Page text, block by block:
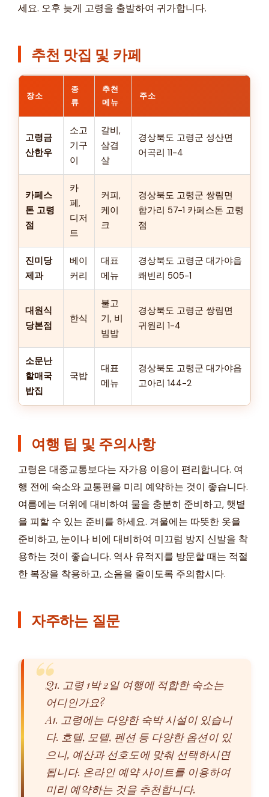
세요. 오후 늦게 고령을 출발하여 귀가합니다.
추천 맛집 및 카페
장소
종
류
추천
메뉴
주소
고령금
산한우
소고
기구
이
갈비,
삼겹
살
경상북도 고령군 성산면
어곡리 11-4
카페스
톤 고령
점
카
페,
디저
트
커피,
케이
크
경상북도 고령군 쌍림면
합가리 57-1 카페스톤 고령
점
진미당
제과
베이
커리
대표
메뉴
경상북도 고령군 대가야읍
쾌빈리 505-1
대원식
당본점
한식
불고
기, 비
빔밥
경상북도 고령군 쌍림면
귀원리 1-4
소문난
할매국
밥집
국밥
대표
메뉴
경상북도 고령군 대가야읍
고아리 144-2
여행 팁 및 주의사항
고령은 대중교통보다는 자가용 이용이 편리합니다. 여
행 전에 숙소와 교통편을 미리 예약하는 것이 좋습니다.
여름에는 더위에 대비하여 물을 충분히 준비하고, 햇볕
을 피할 수 있는 준비를 하세요. 겨울에는 따뜻한 옷을
준비하고, 눈이나 비에 대비하여 미끄럼 방지 신발을 착
용하는 것이 좋습니다. 역사 유적지를 방문할 때는 적절
한 복장을 착용하고, 소음을 줄이도록 주의합시다.
자주하는 질문
Q1. 고령 1박 2일 여행에 적합한 숙소는
어디인가요?
A1. 고령에는 다양한 숙박 시설이 있습니
다. 호텔, 모텔, 펜션 등 다양한 옵션이 있
으니, 예산과 선호도에 맞춰 선택하시면
됩니다. 온라인 예약 사이트를 이용하여
미리 예약하는 것을 추천합니다.